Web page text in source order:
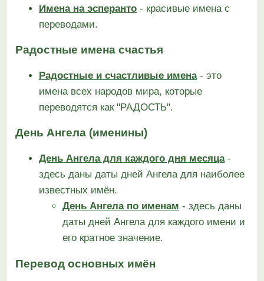
Имена на эсперанто - красивые имена с
переводами.
Радостные имена счастья
Радостные и счастливые имена- это
имена всех народов мира, которые
переводятся как "РАДОСТЬ".
День Ангела (именины)
День Ангела для каждого дня месяца-
здесь даны даты дней Ангела для наиболее
известных имён.
День Ангела по именам - здесь даны
даты дней Ангела для каждого имени и
его кратное значение.
Перевод основных имён